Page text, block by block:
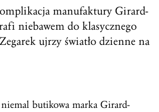
manufaktury Girard-
niebawem do klasycznego
ujrzy światło dzienne na
niemal butikowa marka Girard-